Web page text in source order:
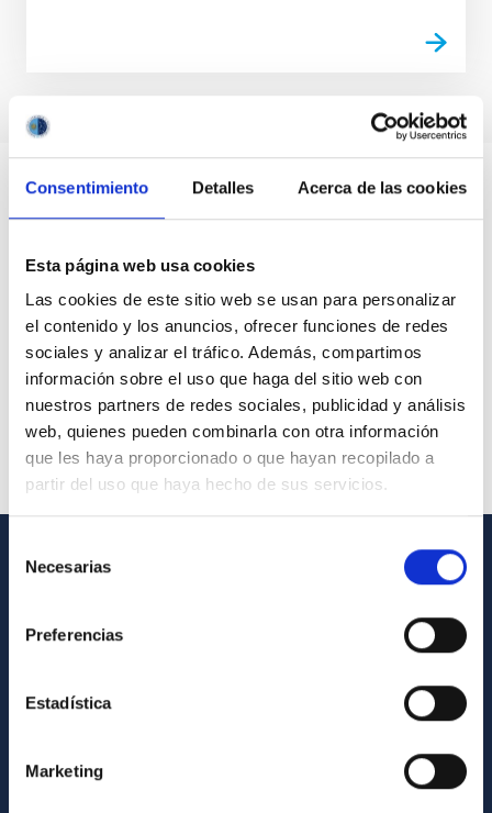
Consentimiento Detalles Acerca de las cookies
Esta página web usa cookies
Las cookies de este sitio web se usan para personalizar
el contenido y los anuncios, ofrecer funciones de redes
sociales y analizar el tráfico. Además, compartimos
información sobre el uso que haga del sitio web con
nuestros partners de redes sociales, publicidad y análisis
web, quienes pueden combinarla con otra información
que les haya proporcionado o que hayan recopilado a
partir del uso que haya hecho de sus servicios.
Necesarias
Preferencias
Estadística
Marketing
GENERAL INFORMATION
Contact
List of personnel
General register